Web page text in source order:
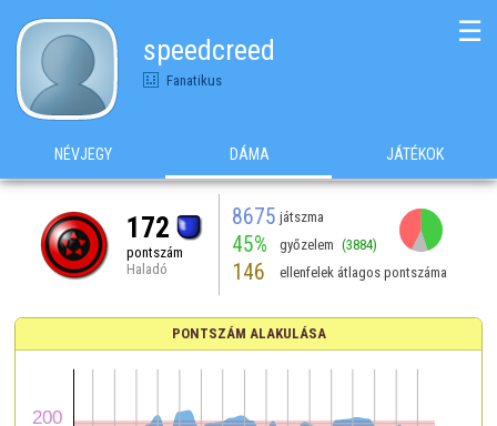
speedcreed
Fanatikus
☰
NÉVJEGY DÁMA JÁTÉKOK
172
pontszám
Haladó
8675 játszma
45% győzelem (3884)
146 ellenfelek átlagos pontszáma
PONTSZÁM ALAKULÁSA